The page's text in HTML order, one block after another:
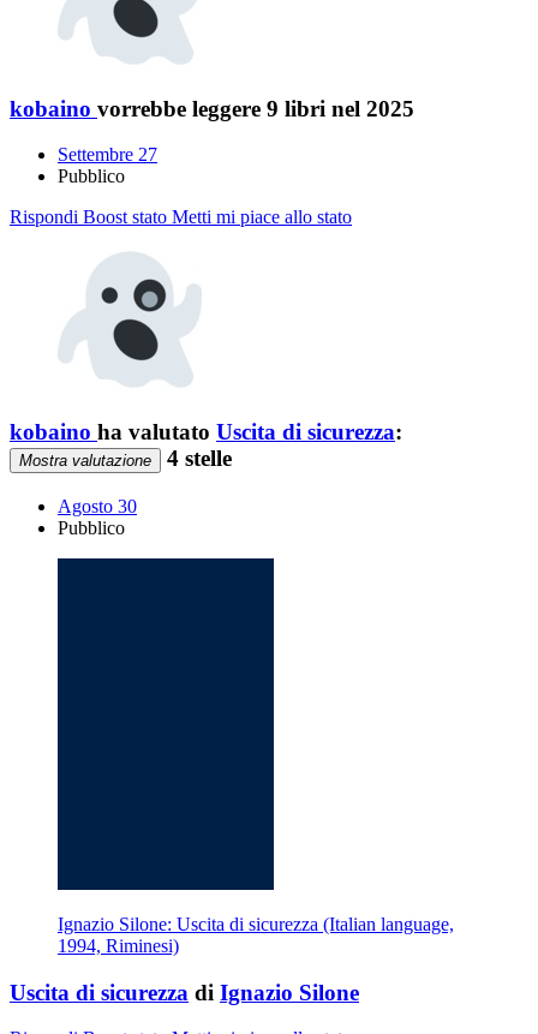
kobaino vorrebbe leggere 9 libri nel 2025
Settembre 27
Pubblico
Rispondi Boost stato Metti mi piace allo stato
kobaino ha valutato Uscita di sicurezza:
Mostra valutazione 4 stelle
Agosto 30
Pubblico
Ignazio Silone: Uscita di sicurezza (Italian language,
1994, Riminesi)
Uscita di sicurezza di Ignazio Silone